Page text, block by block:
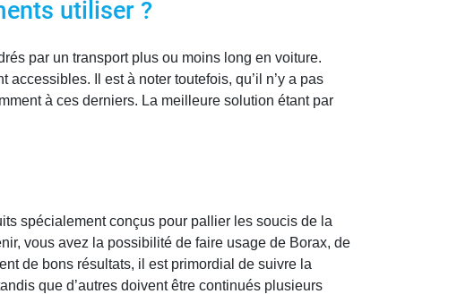
utiliser ?
par un transport plus ou moins long en voiture.
Il est à noter toutefois, qu’il n’y a pas
à ces derniers. La meilleure solution étant par
spécialement conçus pour pallier les soucis de la
vous avez la possibilité de faire usage de Borax, de
de bons résultats, il est primordial de suivre la
que d’autres doivent être continués plusieurs